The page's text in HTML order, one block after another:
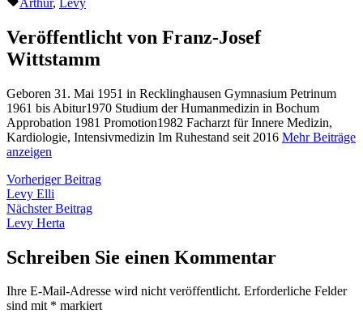
Veröffentlicht von Franz-Josef
Wittstamm
Geboren 31. Mai 1951 in Recklinghausen Gymnasium Petrinum
1961 bis Abitur1970 Studium der Humanmedizin in Bochum
Approbation 1981 Promotion1982 Facharzt für Innere Medizin,
Kardiologie, Intensivmedizin Im Ruhestand seit 2016 Mehr Beiträge
anzeigen
Beitragsnavigation
Vorheriger BeitragVorheriger
Levy Elli
Nächster BeitragNächster
Levy Herta
Schreiben Sie einen Kommentar
Ihre E-Mail-Adresse wird nicht veröffentlicht. Erforderliche Felder
sind mit * markiert